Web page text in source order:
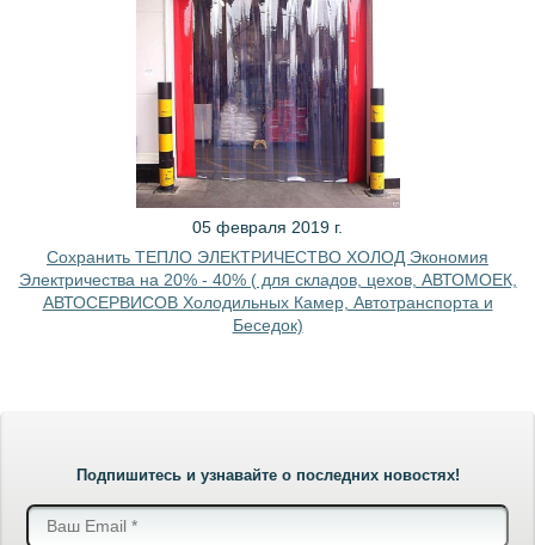
05 февраля 2019 г.
Сохранить ТЕПЛО ЭЛЕКТРИЧЕСТВО ХОЛОД Экономия
Электричества на 20% - 40% ( для складов, цехов, АВТОМОЕК,
АВТОСЕРВИСОВ Холодильных Камер, Автотранспорта и
Беседок)
Подпишитесь и узнавайте о последних новостях!